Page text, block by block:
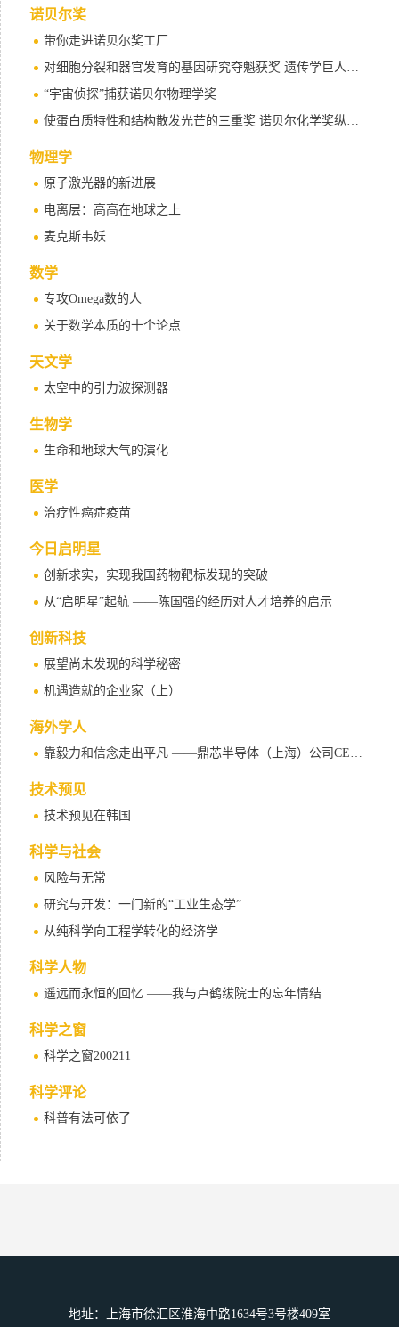
诺贝尔奖
带你走进诺贝尔奖工厂
对细胞分裂和器官发育的基因研究夺魁获奖 遗传学巨人分享诺贝尔奖
“宇宙侦探”捕获诺贝尔物理学奖
使蛋白质特性和结构散发光芒的三重奖 诺贝尔化学奖纵横光谱
物理学
原子激光器的新进展
电离层：高高在地球之上
麦克斯韦妖
数学
专攻Omega数的人
关于数学本质的十个论点
天文学
太空中的引力波探测器
生物学
生命和地球大气的演化
医学
治疗性癌症疫苗
今日启明星
创新求实，实现我国药物靶标发现的突破
从“启明星”起航 ——陈国强的经历对人才培养的启示
创新科技
展望尚未发现的科学秘密
机遇造就的企业家（上）
海外学人
靠毅力和信念走出平凡 ——鼎芯半导体（上海）公司CEO陈凯的故事
技术预见
技术预见在韩国
科学与社会
风险与无常
研究与开发：一门新的“工业生态学”
从纯科学向工程学转化的经济学
科学人物
遥远而永恒的回忆 ——我与卢鹤绂院士的忘年情结
科学之窗
科学之窗200211
科学评论
科普有法可依了
地址：上海市徐汇区淮海中路1634号3号楼409室